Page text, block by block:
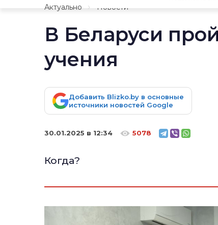
Актуально
Новости
В Беларуси
учения
Добавить Blizko.by в основные
источники новостей Google
30.01.2025 в 12:34 5078
Когда?